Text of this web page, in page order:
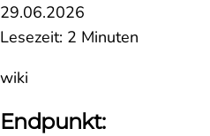
29.06.2026
Lesezeit: 2 Minuten
wiki
Endpunkt: